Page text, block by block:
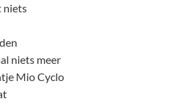
niets
niets meer
Mio Cyclo